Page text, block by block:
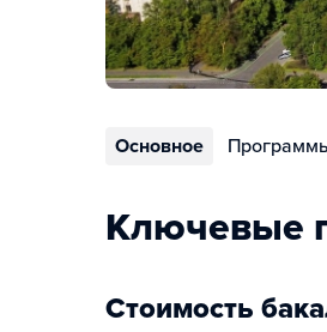
Основное
Ключевые
Стоимость